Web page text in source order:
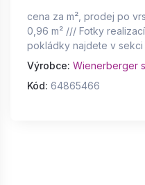
cena za m², prodej po
0,96 m² /// Fotky
pokládky najdete v sekci
Výrobce: Wienerberger
Kód: 64865466